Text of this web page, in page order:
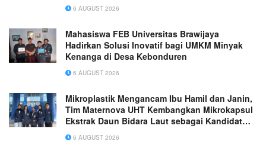
6 AUGUST 2026
Mahasiswa FEB Universitas Brawijaya
Hadirkan Solusi Inovatif bagi UMKM Minyak
Kenanga di Desa Kebonduren
6 AUGUST 2026
Mikroplastik Mengancam Ibu Hamil dan Janin,
Tim Maternova UHT Kembangkan Mikrokapsul
Ekstrak Daun Bidara Laut sebagai Kandidat
Antiinflamasi Plasenta
6 AUGUST 2026